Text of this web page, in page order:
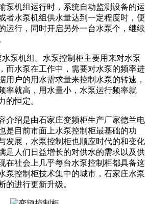
泵机组运行时，系统自动监测设备的运
者水泵机组供水量达到一定程度时，便
运行，同时开启另外一台水泵个，继续
泵机组。水泵控制柜主要用来对水泵
而水泵在工作中，需要对水泵的频率进
用户的用水需求量来控制水泵的转速，
率就高，用水量小，水泵运行频率就
的恒定。
介绍是由石家庄变频柜生产厂家德兰电
是目前市面上水泵控制柜最基础的功
发展，水泵控制柜也顺应时代的和变化
足人们日益增长的对供水的需求以及供
在社会上几乎每台水泵控制柜都具备这
泵控制柜技术集中的城市，石家庄水泵
的进行更新升级。